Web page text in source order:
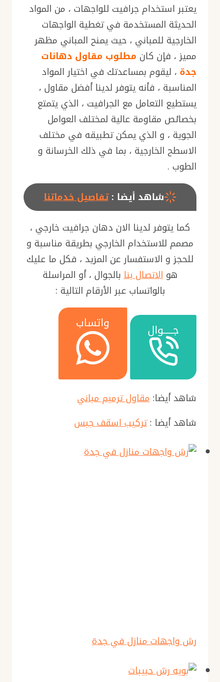
يعتبر استخدام جرافيت للواجهات ، من المواد
الحديثة المستخدمة في تغطية الواجهات
الخارجية للمباني ، حيث يمنح المباني مظهر
مميز ، فإن كان مطلوب مقاول دهانات
جدة ، ليقوم بمساعدتك في اختيار المواد
المناسبة ، فأنه يتوفر لدينا أفضل مقاول ،
يستطيع التعامل مع الجرافيت ، الذي يتمتع
بخصائص مقاومة عالية لمختلف العوامل
الجوية ، و الذي يمكن تطبيقه في مختلف
الاسطح الخارجية ، بما في ذلك الخرسانة و
الطوب .
شاهد أيضا :تفاصيل خدماتنا
كما يتوفر لدينا الان دهان جرافيت خارجي ،
مصمم للاستخدام الخارجي بطريقة مناسبة و
للحجز و الاستفسار عن المزيد ، فكل ما عليك
هوالاتصال بنابالجوال ، أو المراسلة
بالواتساب عبر الأرقام التالية :
جـــــوال واتساب
شاهد أيضا: مقاول ترميم مباني
شاهد أيضا :تركيب اسقف جبس
رش واجهات منازل في جدة